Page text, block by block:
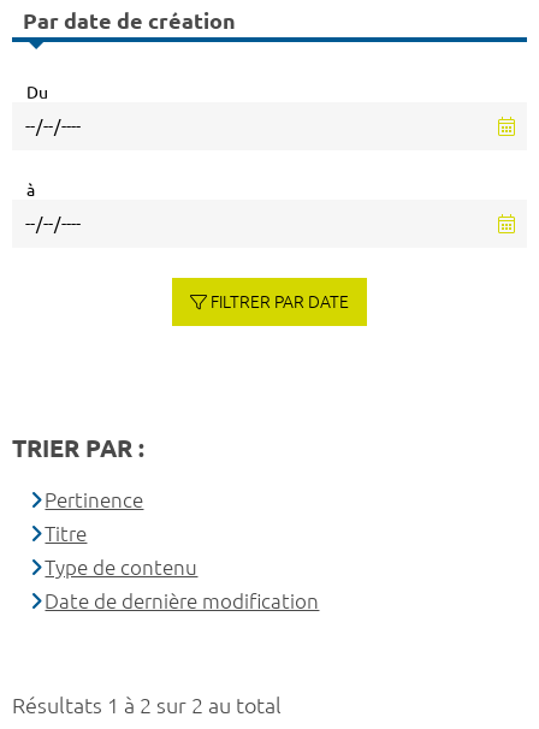
Résultats 1 à 2 sur 2 au total
Par date de création
Du
à
FILTRER PAR DATE
TRIER PAR :
Pertinence
Titre
Type de contenu
Date de dernière modification